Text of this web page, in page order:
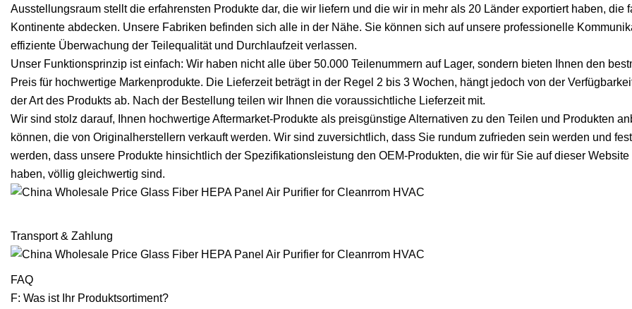
Ausstellungsraum stellt die erfahrensten Produkte dar, die wir liefern und die wir in mehr als 20 Länder exportiert haben, die
Kontinente abdecken. Unsere Fabriken befinden sich alle in der Nähe. Sie können sich auf unsere professionelle
effiziente Überwachung der Teilequalität und Durchlaufzeit verlassen.
Unser Funktionsprinzip ist einfach: Wir haben nicht alle über 50.000 Teilenummern auf Lager, sondern bieten Ihnen den
Preis für hochwertige Markenprodukte. Die Lieferzeit beträgt in der Regel 2 bis 3 Wochen, hängt jedoch von der
der Art des Produkts ab. Nach der Bestellung teilen wir Ihnen die voraussichtliche Lieferzeit mit.
Wir sind stolz darauf, Ihnen hochwertige Aftermarket-Produkte als preisgünstige Alternativen zu den Teilen und Produkten
können, die von Originalherstellern verkauft werden. Wir sind zuversichtlich, dass Sie rundum zufrieden sein werden und
werden, dass unsere Produkte hinsichtlich der Spezifikationsleistung den OEM-Produkten, die wir für Sie auf dieser Website
haben, völlig gleichwertig sind.
Transport & Zahlung
FAQ
F: Was ist Ihr Produktsortiment?